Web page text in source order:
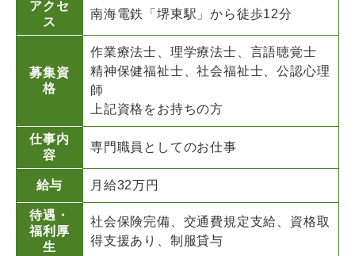
アクセ
ス
南海電鉄「堺東駅」から徒歩12分
募集資
格
作業療法士、理学療法士、言語聴覚士
精神保健福祉士、社会福祉士、公認心理
師
上記資格をお持ちの方
仕事内
容
専門職員としてのお仕事
給与 月給32万円
待遇・
福利厚
生
社会保険完備、交通費規定支給、資格取
得支援あり、制服貸与